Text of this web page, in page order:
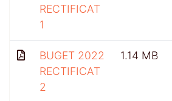
RECTIFICAT
1
BUGET 2022
RECTIFICAT
2
1.14 MB